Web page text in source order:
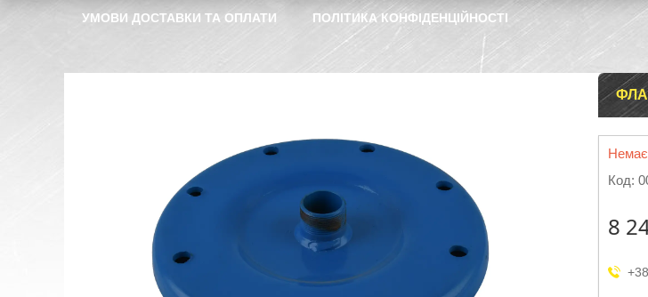
УМОВИ ДОСТАВКИ ТА ОПЛАТИ ПОЛІТИКА КОНФІДЕНЦІЙНОСТІ
Немає
Код:
8